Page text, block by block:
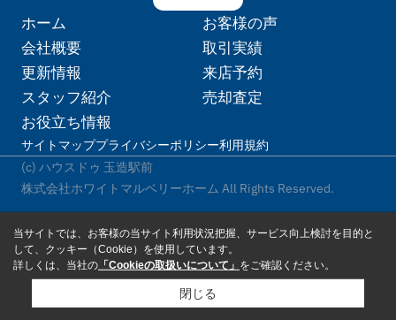
ホーム
会社概要
更新情報
スタッフ紹介
お役立ち情報
お客様の声
取引実績
来店予約
売却査定
サイトマッププライバシーポリシー利用規約
(c) ハウスドゥ 玉造駅前
株式会社ホワイトマルベリーホーム All Rights Reserved.
当サイトでは、お客様の当サイト利用状況把握、サービス向上検討を目的と
して、クッキー（Cookie）を使用しています。
詳しくは、当社の 「Cookieの取扱いについて」 をご確認ください。
閉じる